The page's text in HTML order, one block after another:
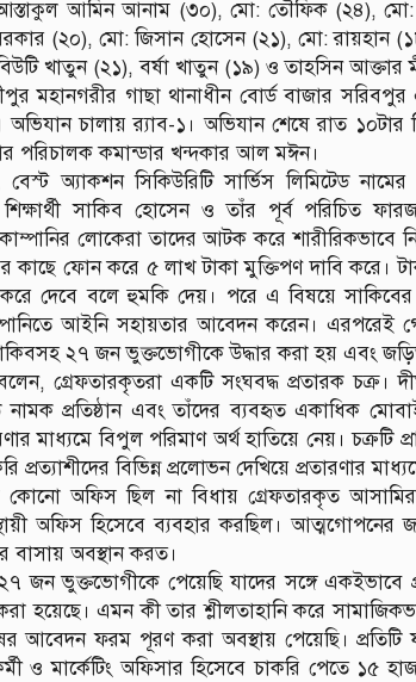
আস্তাকুল আমিন আনাম (৩০), মো: তৌফিক (২৪),
(২০), মো: জিসান হোসেন (২১), মো:
খাতুন (২১), বর্ষা খাতুন (১৯) ও তাহসিন আক্তার
মহানগরীর গাছা থানাধীন বোর্ড বাজার সরিবপুর
অভিযান চালায় র‌্যাব-১। অভিযান শেষে রাত
পরিচালক কমান্ডার খন্দকার আল মঈন।
অ্যাকশন সিকিউরিটি সার্ভিস লিমিটেড নামের
শিক্ষার্থী সাকিব হোসেন ও তাঁর পূর্ব পরিচিত
লোকেরা তাদের আটক করে শারীরিকভাবে
কাছে ফোন করে ৫ লাখ টাকা মুক্তিপণ দাবি করে।
দেবে বলে হুমকি দেয়। পরে এ বিষয়ে
আইনি সহায়তার আবেদন করেন। এরপরেই
২৭ জন ভুক্তভোগীকে উদ্ধার করা হয় এবং
গ্রেফতারকৃতরা একটি সংঘবদ্ধ প্রতারক চক্র।
নামক প্রতিষ্ঠান এবং তাঁদের ব্যবহৃত একাধিক
মাধ্যমে বিপুল পরিমাণ অর্থ হাতিয়ে নেয়। চক্রটি
বিভিন্ন প্রলোভন দেখিয়ে প্রতারণার
কোনো অফিস ছিল না বিধায় গ্রেফতারকৃত
অফিস হিসেবে ব্যবহার করছিল। আত্মগোপনের
বাসায় অবস্থান করত।
ভুক্তভোগীকে পেয়েছি যাদের সঙ্গে একইভাবে
করা হয়েছে। এমন কী তার শ্লীলতাহানি করে
আবেদন ফরম পূরণ করা অবস্থায় পেয়েছি।
ও মার্কেটিং অফিসার হিসেবে চাকরি পেতে